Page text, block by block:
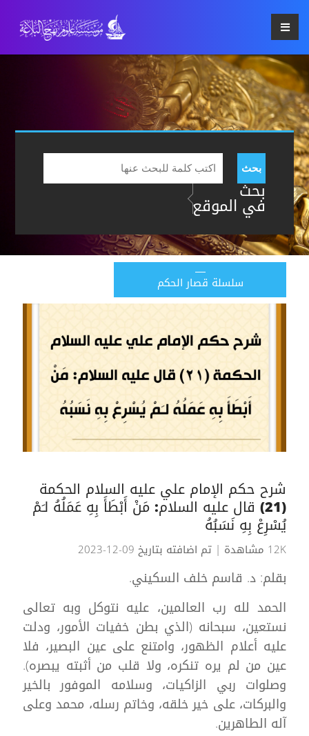
بحث
بحث
في الموقع
سلسلة قصار الحكم
شرح حكم الإمام علي عليه السلام الحكمة
(21) قال عليه السلام: مَنْ أَبْطَأَ بِهِ عَمَلُهُ لـَمْ
يُسْرِعْ بِهِ نَسَبُهُ
12K مشاهدة | تم اضافته بتاريخ 09-12-2023
بقلم: د. قاسم خلف السكيني.
الحمد لله رب العالمين، عليه نتوكل وبه تعالى
نستعين، سبحانه (الذي بطن خفيات الأمور، ودلت
عليه أعلام الظهور، وامتنع على عين البصير، فلا
عين من لم يره تنكره، ولا قلب من أثبته يبصره).
وصلوات ربي الزاكيات، وسلامه الموفور بالخير
والبركات، على خير خلقه، وخاتم رسله، محمد وعلى
آله الطاهرين.